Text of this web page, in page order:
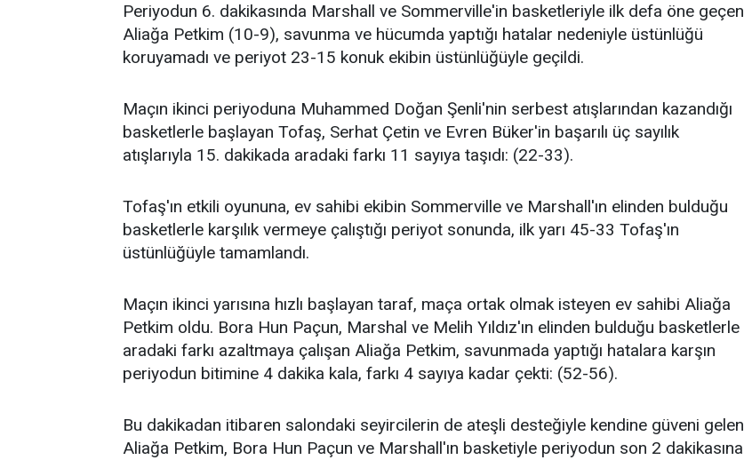
Periyodun 6. dakikasında Marshall ve Sommerville'in basketleriyle ilk defa öne geçen
Aliağa Petkim (10-9), savunma ve hücumda yaptığı hatalar nedeniyle üstünlüğü
koruyamadı ve periyot 23-15 konuk ekibin üstünlüğüyle geçildi.
Maçın ikinci periyoduna Muhammed Doğan Şenli'nin serbest atışlarından kazandığı
basketlerle başlayan Tofaş, Serhat Çetin ve Evren Büker'in başarılı üç sayılık
atışlarıyla 15. dakikada aradaki farkı 11 sayıya taşıdı: (22-33).
Tofaş'ın etkili oyununa, ev sahibi ekibin Sommerville ve Marshall'ın elinden bulduğu
basketlerle karşılık vermeye çalıştığı periyot sonunda, ilk yarı 45-33 Tofaş'ın
üstünlüğüyle tamamlandı.
Maçın ikinci yarısına hızlı başlayan taraf, maça ortak olmak isteyen ev sahibi Aliağa
Petkim oldu. Bora Hun Paçun, Marshal ve Melih Yıldız'ın elinden bulduğu basketlerle
aradaki farkı azaltmaya çalışan Aliağa Petkim, savunmada yaptığı hatalara karşın
periyodun bitimine 4 dakika kala, farkı 4 sayıya kadar çekti: (52-56).
Bu dakikadan itibaren salondaki seyircilerin de ateşli desteğiyle kendine güveni gelen
Aliağa Petkim, Bora Hun Paçun ve Marshall'ın basketiyle periyodun son 2 dakikasına